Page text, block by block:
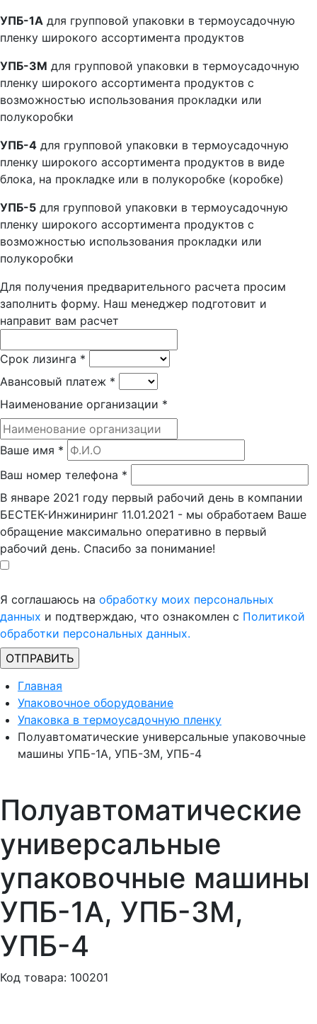
УПБ-1А для групповой упаковки в термоусадочную
пленку широкого ассортимента продуктов
УПБ-3М для групповой упаковки в термоусадочную
пленку широкого ассортимента продуктов с
возможностью использования прокладки или
полукоробки
УПБ-4 для групповой упаковки в термоусадочную
пленку широкого ассортимента продуктов в виде
блока, на прокладке или в полукоробке (коробке)
УПБ-5 для групповой упаковки в термоусадочную
пленку широкого ассортимента продуктов с
возможностью использования прокладки или
полукоробки
Для получения предварительного расчета просим
заполнить форму. Наш менеджер подготовит и
направит вам расчет
Срок лизинга *
Авансовый платеж *
Наименование организации *
Ваше имя *
Ваш номер телефона *
В январе 2021 году первый рабочий день в компании
БЕСТЕК-Инжиниринг 11.01.2021 - мы обработаем Ваше
обращение максимально оперативно в первый
рабочий день. Спасибо за понимание!
Я соглашаюсь на обработку моих персональных
данных и подтверждаю, что ознакомлен с Политикой
обработки персональных данных.
Главная
Упаковочное оборудование
Упаковка в термоусадочную пленку
Полуавтоматические универсальные упаковочные
машины УПБ-1А, УПБ-3М, УПБ-4
Полуавтоматические
универсальные
упаковочные машины
УПБ-1А, УПБ-3М,
УПБ-4
Код товара: 100201